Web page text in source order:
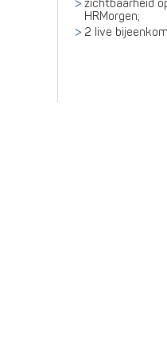
zichtbaarheid
HRMorgen;
2 live